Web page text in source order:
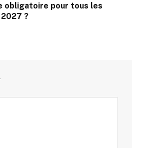
obligatoire pour tous les
?